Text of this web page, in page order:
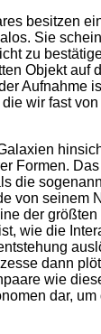
besitzen
Sie
zu
Objekt auf
Aufnahme
wir fast
Formen.
die
von seinem
der
wie die
dann
wie
dar,